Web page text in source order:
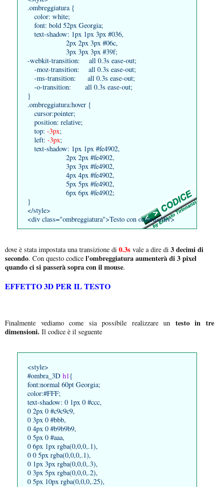
.ombreggiatura {
color: white;
font: bold 52px Georgia;
text-shadow: 1px 1px 3px #036,
2px 2px 3px #06c,
3px 3px 3px #39f;
-webkit-transition: all 0.3s ease-out;
-moz-transition: all 0.3s ease-out;
-ms-transition: all 0.3s ease-out;
-o-transition: all 0.3s ease-out;
}
.ombreggiatura:hover {
cursor:pointer;
position: relative;
top: -3px;
left: -3px;
text-shadow: 1px 1px #fe4902,
2px 2px #fe4902,
3px 3px #fe4902,
4px 4px #fe4902,
5px 5px #fe4902,
6px 6px #fe4902;
}
</style>
<div class="ombreggiatura">Testo con ombra</div>
dove è stata impostata una transizione di 0.3s vale a dire di 3 decimi di
secondo. Con questo codice l'ombreggiatura aumenterà di 3 pixel
quando ci si passerà sopra con il mouse.
EFFETTO 3D PER IL TESTO
Finalmente vediamo come sia possibile realizzare un testo in tre
dimensioni. Il codice è il seguente
<style>
#ombra_3D h1{
font:normal 60pt Georgia;
color:#FFF;
text-shadow: 0 1px 0 #ccc,
0 2px 0 #c9c9c9,
0 3px 0 #bbb,
0 4px 0 #b9b9b9,
0 5px 0 #aaa,
0 6px 1px rgba(0,0,0,.1),
0 0 5px rgba(0,0,0,.1),
0 1px 3px rgba(0,0,0,.3),
0 3px 5px rgba(0,0,0,.2),
0 5px 10px rgba(0,0,0,.25),